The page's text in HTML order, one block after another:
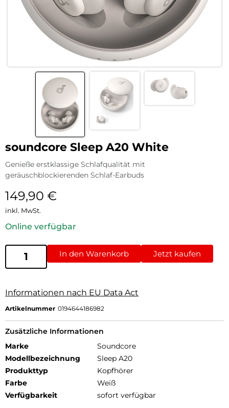
soundcore Sleep A20 White
Genieße erstklassige Schlafqualität mit
geräuschblockierenden Schlaf-Earbuds
149,90 €
inkl. MwSt.
Online verfügbar
In den Warenkorb Jetzt kaufen
Informationen nach EU Data Act
Artikelnummer 0194644186982
Zusätzliche Informationen
Marke
Soundcore
Modellbezeichnung
Sleep A20
Produkttyp
Kopfhörer
Farbe
Weiß
Verfügbarkeit
sofort verfügbar